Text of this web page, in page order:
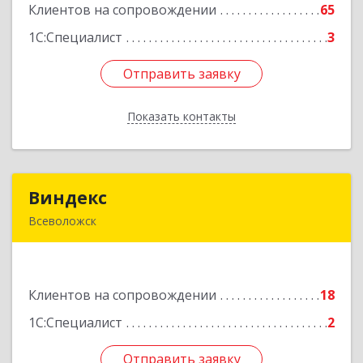
Клиентов на сопровождении
65
1С:Специалист
3
Отправить заявку
Показать контакты
Подробнее
Отправить заявку
Назад
Виндекс
Всеволожск
Клиентов на сопровождении
18
1С:Специалист
2
Отправить заявку
Подробнее
Отправить заявку